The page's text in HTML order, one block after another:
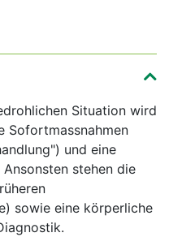
Situation wird
Sofortmassnahmen
und eine
stehen die
sowie eine körperliche